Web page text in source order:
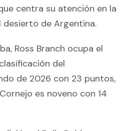
centra su atención en la
desierto de Argentina.
Ross Branch ocupa el
del
de 2026 con 23 puntos,
es noveno con 14